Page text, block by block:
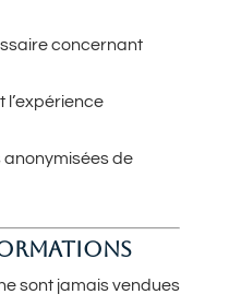
concernant
l’expérience
de
sont jamais vendues